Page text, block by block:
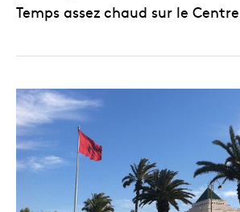
Temps assez chaud sur le